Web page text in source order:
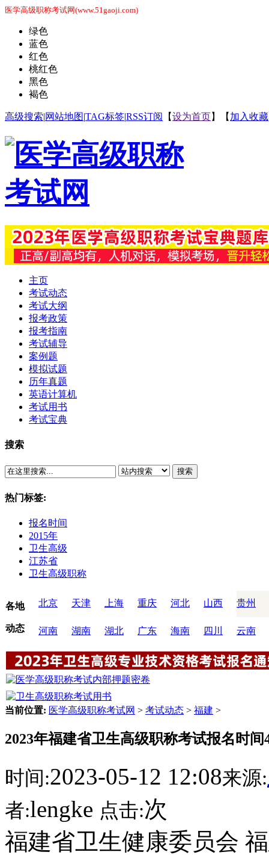
医学高级职称考试网(www.51gaoji.com)
绿色
蓝色
红色
桃红色
黑色
褐色
高级搜索|网站地图|TAG标签|RSS订阅 【设为首页】【 加入收藏
主页
考试动态
考试大纲
报考政策
报考指南
考试辅导
案例题
模拟试题
历年真题
英语计算机
考试用书
考试宝典
搜索
搜索
热门标签:
报名时间
2015年
卫生高级
江苏省
卫生高级职称
各地
动态
北京 天津 上海 重庆 河北 山西 贵州
河南 湖南 湖北 广东 海南 四川 云南
当前位置: 医学高级职称考试网 > 考试动态 > 福建 >
2023年福建省卫生高级职称考试报名时间
时间:2023-05-12 12:08来源:
者:lengke 点击:次
福建省卫生健康委员会